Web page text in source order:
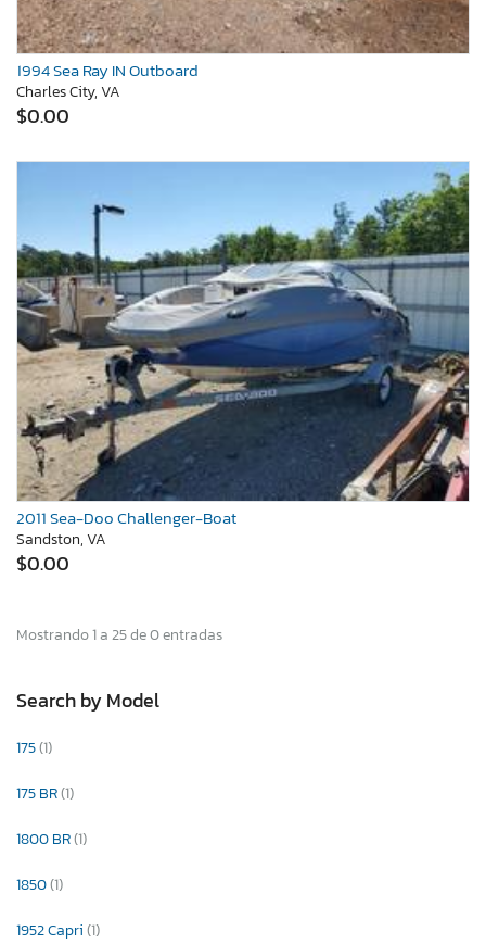
1994 Sea Ray IN Outboard
Charles City, VA
$0.00
2011 Sea-Doo Challenger-Boat
Sandston, VA
$0.00
Mostrando 1 a 25 de 0 entradas
Search by Model
175(1)
175 BR(1)
1800 BR(1)
1850(1)
1952 Capri(1)